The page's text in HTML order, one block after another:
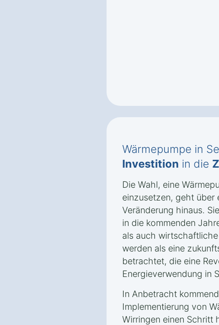
Wärmepumpe in
Investition in die
Die Wahl, eine
einzusetzen, geht
Veränderung hinaus.
in die kommenden
als auch
werden als eine
betrachtet, die eine
Energieverwendung in
In Anbetracht
Implementierung von
Wirringen einen Schritt